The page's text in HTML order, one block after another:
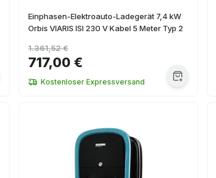
Einphasen-Elektroauto-Ladegerät 7,4 kW
Orbis VIARIS ISI 230 V Kabel 5 Meter Typ 2
717,00 €
1.361,52 €
Kostenloser Expressversand